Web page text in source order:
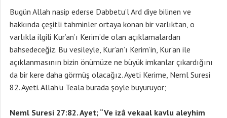
Bugün Allah nasip ederse Dabbetu’l Ard diye bilinen ve
hakkında çeşitli tahminler ortaya konan bir varlıktan, o
varlıkla ilgili Kur’an’ı Kerim’de olan açıklamalardan
bahsedeceğiz. Bu vesileyle, Kur’an’ı Kerim’in, Kur’an ile
açıklanmasının bizin önümüze ne büyük imkanlar çıkardığını
da bir kere daha görmüş olacağız. Ayeti Kerime, Neml Suresi
82. Ayeti. Allah’u Teala burada şöyle buyuruyor;
Neml Suresi 27:82. Ayet; “Ve izâ vekaal kavlu aleyhim